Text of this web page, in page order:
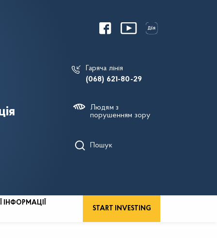
Гаряча лінія
(068) 621-80-29
Людям з
порушенням зору
Пошук
START INVESTING